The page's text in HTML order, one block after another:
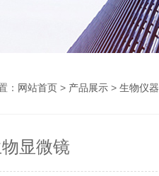
： 网站首页 > 产品展示 > 生物仪器
显微镜